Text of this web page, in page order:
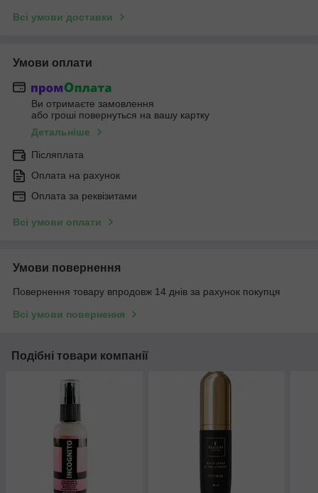
Всі умови доставки
Умови оплати
Ви отримаєте замовлення
або гроші повернуться на вашу картку
Детальніше
Післяплата
Оплата на рахунок
Оплата за реквізитами
Всі умови оплати
Умови повернення
Повернення товару впродовж 14 днів за рахунок покупця
Всі умови повернення
Подібні товари компанії